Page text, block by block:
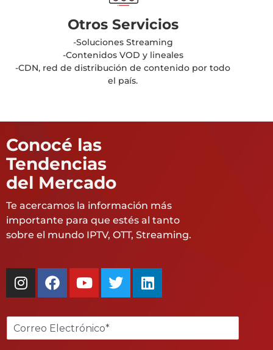
Otros Servicios
-Soluciones Streaming
-Contenidos VOD y lineales
-CDN, red de distribución de contenido por todo
el país.
Conocé las
Tendencias
del Mercado
Te acercamos la información más
importante para que estés al tanto
sobre el mundo IPTV, OTT, Streaming.